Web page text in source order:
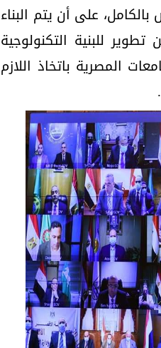
على أن يتم البناء
للبنية التكنولوجية
المصرية باتخاذ اللازم